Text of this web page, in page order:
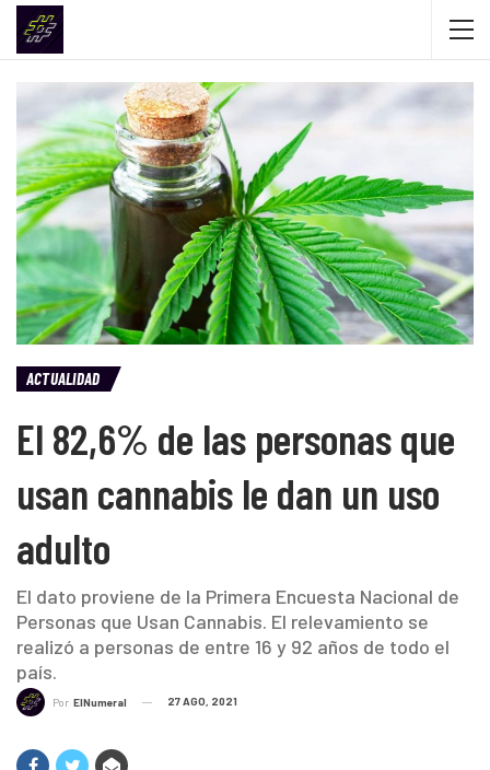
ACTUALIDAD
El 82,6% de las personas que
usan cannabis le dan un uso
adulto
El dato proviene de la Primera Encuesta Nacional de
Personas que Usan Cannabis. El relevamiento se
realizó a personas de entre 16 y 92 años de todo el
país.
Por ElNumeral 27 AGO, 2021